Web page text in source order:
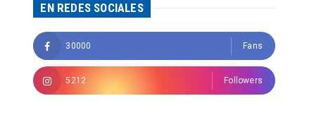
EN REDES SOCIALES
30000 Fans
5212 Followers